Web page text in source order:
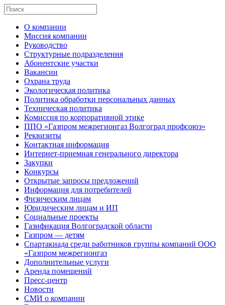
О компании
Миссия компании
Руководство
Структурные подразделения
Абонентские участки
Вакансии
Охрана труда
Экологическая политика
Политика обработки персональных данных
Техническая политика
Комиссия по корпоративной этике
ППО «Газпром межрегионгаз Волгоград профсоюз»
Реквизиты
Контактная информация
Интернет-приемная генерального директора
Закупки
Конкурсы
Открытые запросы предложений
Информация для потребителей
Физическим лицам
Юридическим лицам и ИП
Социальные проекты
Газификация Волгоградской области
Газпром — детям
Спартакиада среди работников группы компаний ООО
«Газпром межрегионгаз
Дополнительные услуги
Аренда помещений
Пресс-центр
Новости
СМИ о компании